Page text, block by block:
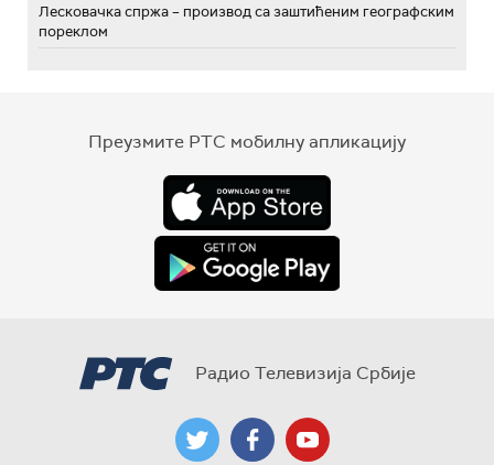
Лесковачка спржа – производ са заштићеним географским
пореклом
Преузмите РТС мобилну апликацију
Радио Телевизија Србије